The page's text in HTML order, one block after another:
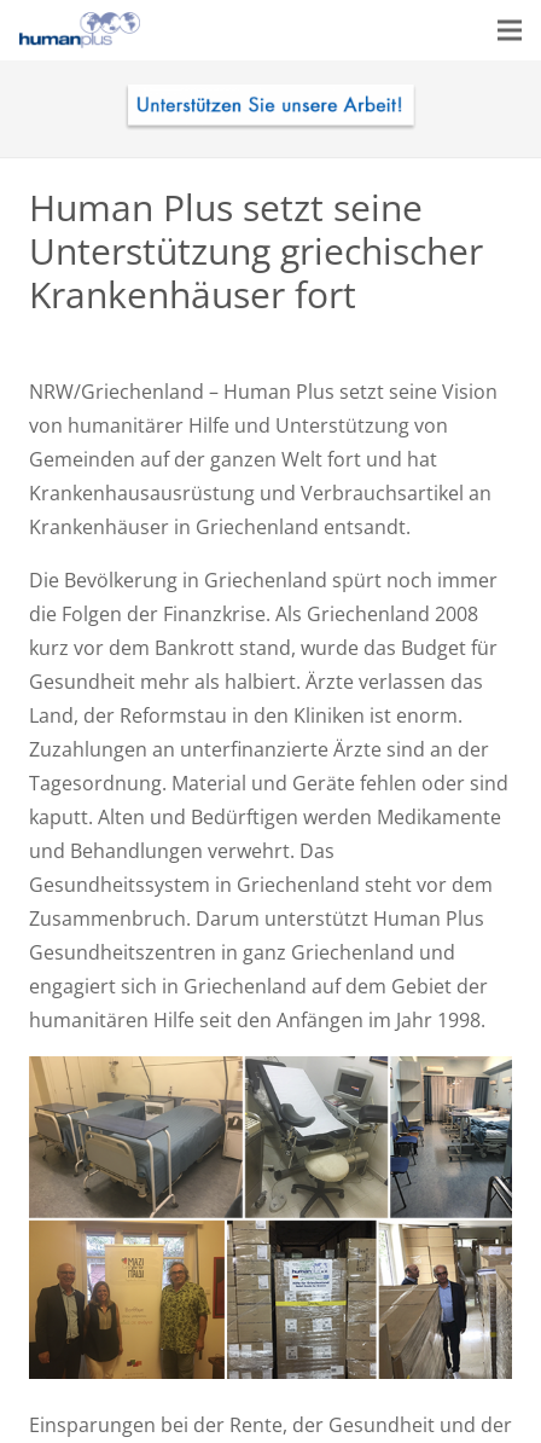
Human Plus setzt seine
Unterstützung griechischer
Krankenhäuser fort
NRW/Griechenland – Human Plus setzt seine Vision
von humanitärer Hilfe und Unterstützung von
Gemeinden auf der ganzen Welt fort und hat
Krankenhausausrüstung und Verbrauchsartikel an
Krankenhäuser in Griechenland entsandt.
Die Bevölkerung in Griechenland spürt noch immer
die Folgen der Finanzkrise. Als Griechenland 2008
kurz vor dem Bankrott stand, wurde das Budget für
Gesundheit mehr als halbiert. Ärzte verlassen das
Land, der Reformstau in den Kliniken ist enorm.
Zuzahlungen an unterfinanzierte Ärzte sind an der
Tagesordnung. Material und Geräte fehlen oder sind
kaputt. Alten und Bedürftigen werden Medikamente
und Behandlungen verwehrt. Das
Gesundheitssystem in Griechenland steht vor dem
Zusammenbruch. Darum unterstützt Human Plus
Gesundheitszentren in ganz Griechenland und
engagiert sich in Griechenland auf dem Gebiet der
humanitären Hilfe seit den Anfängen im Jahr 1998.
Einsparungen bei der Rente, der Gesundheit und der